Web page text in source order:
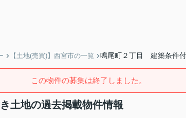
【土地(売買)】西宮市の一覧 鳴尾町２丁目 建築条件
この物件の募集は終了しました。
土地の過去掲載物件情報